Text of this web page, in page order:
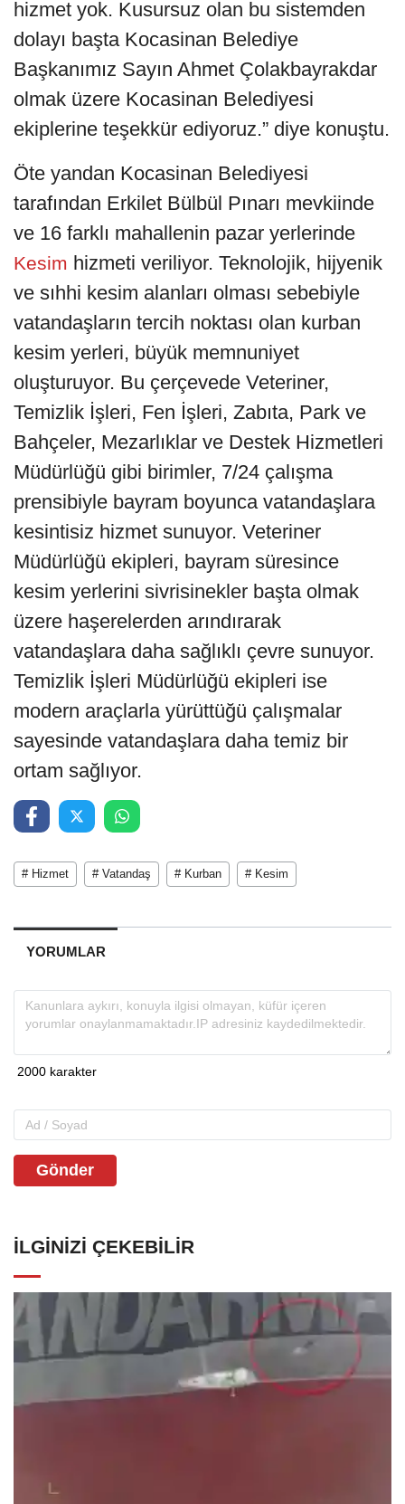
hizmet yok. Kusursuz olan bu sistemden
dolayı başta Kocasinan Belediye
Başkanımız Sayın Ahmet Çolakbayrakdar
olmak üzere Kocasinan Belediyesi
ekiplerine teşekkür ediyoruz.” diye konuştu.
Öte yandan Kocasinan Belediyesi
tarafından Erkilet Bülbül Pınarı mevkiinde
ve 16 farklı mahallenin pazar yerlerinde
Kesim hizmeti veriliyor. Teknolojik, hijyenik
ve sıhhi kesim alanları olması sebebiyle
vatandaşların tercih noktası olan kurban
kesim yerleri, büyük memnuniyet
oluşturuyor. Bu çerçevede Veteriner,
Temizlik İşleri, Fen İşleri, Zabıta, Park ve
Bahçeler, Mezarlıklar ve Destek Hizmetleri
Müdürlüğü gibi birimler, 7/24 çalışma
prensibiyle bayram boyunca vatandaşlara
kesintisiz hizmet sunuyor. Veteriner
Müdürlüğü ekipleri, bayram süresince
kesim yerlerini sivrisinekler başta olmak
üzere haşerelerden arındırarak
vatandaşlara daha sağlıklı çevre sunuyor.
Temizlik İşleri Müdürlüğü ekipleri ise
modern araçlarla yürüttüğü çalışmalar
sayesinde vatandaşlara daha temiz bir
ortam sağlıyor.
# Hizmet # Vatandaş # Kurban # Kesim
YORUMLAR
Gönder
İLGINIZI ÇEKEBILIR